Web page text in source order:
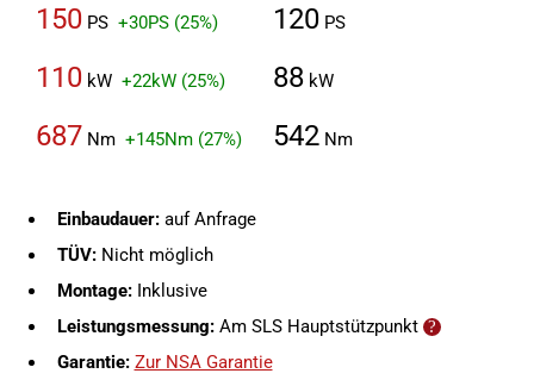
150 PS +30PS (25%) 120 PS
110 kW +22kW (25%) 88 kW
687 Nm +145Nm (27%) 542 Nm
Einbaudauer:auf Anfrage
TÜV:Nicht möglich
Montage:Inklusive
Leistungsmessung:Am SLS Hauptstützpunkt
Garantie: Zur NSA Garantie